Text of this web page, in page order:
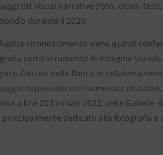
del visual narrative (foto, video,
durante il 2020.
riconoscimento viene quindi
come strumento di indagine
Cultura della Banca in
espressivo con numerose
a fine 2021-inizio 2022, delle Gallerie
principalmente dedicato alla fotografia e